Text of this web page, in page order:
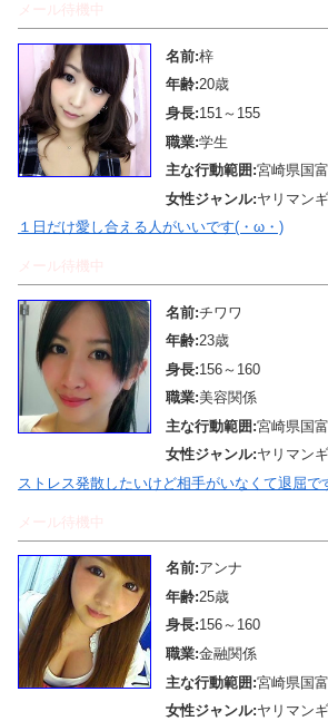
メール待機中
名前:梓
年齢:20歳
身長:151～155
職業:学生
主な行動範囲:宮崎県国
女性ジャンル:ヤリマン
１日だけ愛し合える人がいいです(・ω・)
メール待機中
名前:チワワ
年齢:23歳
身長:156～160
職業:美容関係
主な行動範囲:宮崎県国
女性ジャンル:ヤリマン
ストレス発散したいけど相手がいなくて退屈で
メール待機中
名前:アンナ
年齢:25歳
身長:156～160
職業:金融関係
主な行動範囲:宮崎県国
女性ジャンル:ヤリマン